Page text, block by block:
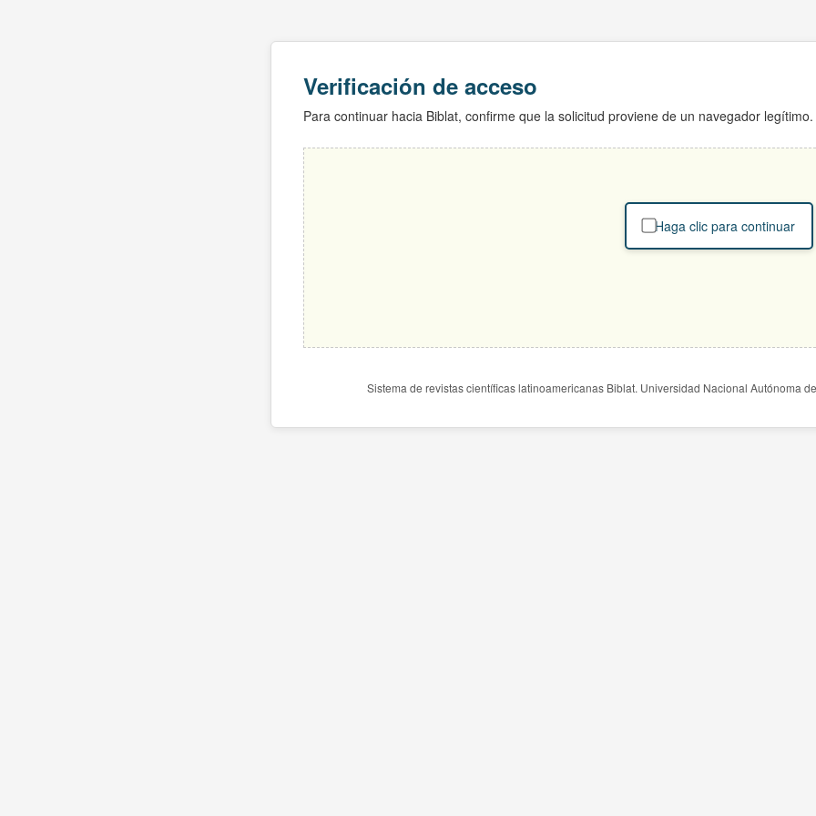
Verificación de acceso
Para continuar hacia Biblat, confirme que la solicitud proviene de un navegador legítimo.
Haga clic para continuar
Sistema de revistas científicas latinoamericanas Biblat. Universidad Nacional Autónoma